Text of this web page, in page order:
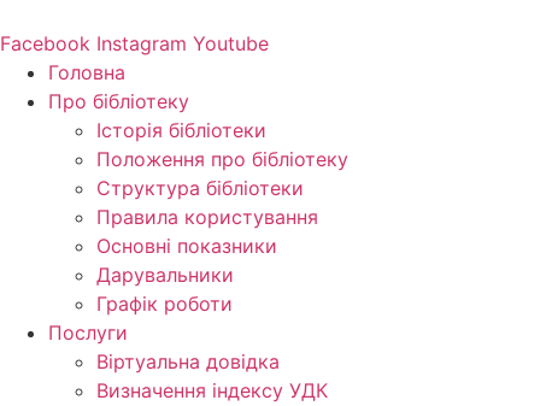
до
вмісту
Facebook Instagram Youtube
Головна
Про бібліотеку
Історія бібліотеки
Положення про бібліотеку
Структура бібліотеки
Правила користування
Основні показники
Дарувальники
Графік роботи
Послуги
Віртуальна довідка
Визначення індексу УДК